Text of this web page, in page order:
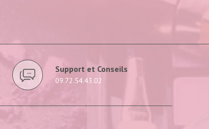
Support et Conseils
09.72.54.43.02